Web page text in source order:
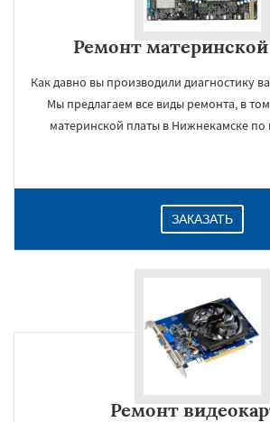
Ремонт
Как давно вы производили диагностику
Мы предлагаем все виды ремонта, в
материнской платы в Нижнекамске по
ЗАКАЗАТЬ
Ремонт